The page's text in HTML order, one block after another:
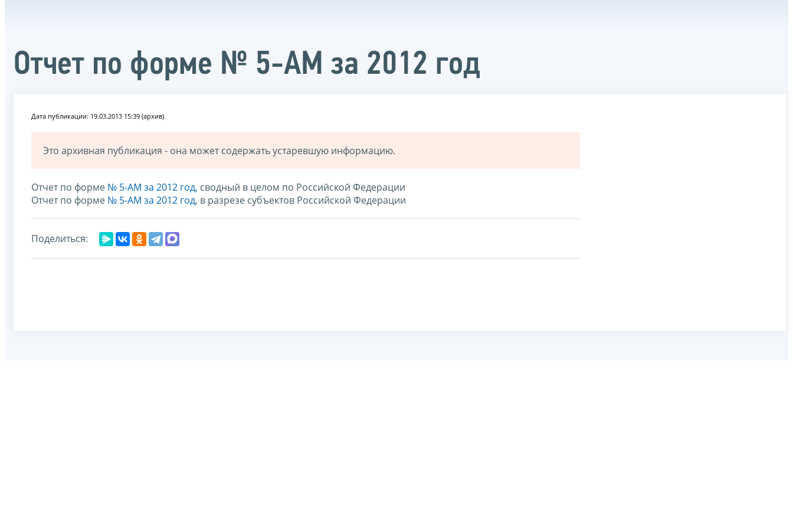
Отчет по форме № 5-АМ за 2012 год
Дата публикации: 19.03.2013 15:39 (архив)
Это архивная публикация - она может содержать устаревшую информацию.
Отчет по форме № 5-АМ за 2012 год, сводный в целом по Российской Федерации
Отчет по форме № 5-АМ за 2012 год, в разрезе субъектов Российской Федерации
Поделиться: